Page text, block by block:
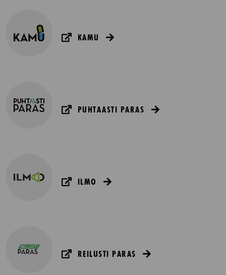
KAMU
PUHTAASTI PARAS
ILMO
REILUSTI PARAS